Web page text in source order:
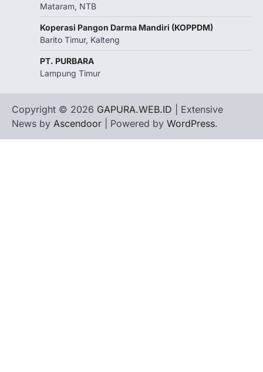
Mataram, NTB
Koperasi Pangon Darma Mandiri (KOPPDM)
Barito Timur, Kalteng
PT. PURBARA
Lampung Timur
Copyright © 2026 GAPURA.WEB.ID | Extensive
News by Ascendoor | Powered by WordPress.